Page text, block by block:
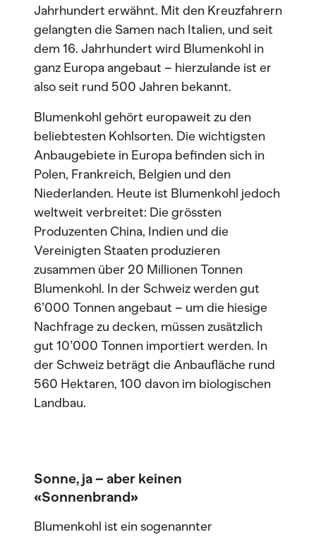
Jahrhundert erwähnt. Mit den Kreuzfahrern
gelangten die Samen nach Italien, und seit
dem 16. Jahrhundert wird Blumenkohl in
ganz Europa angebaut – hierzulande ist er
also seit rund 500 Jahren bekannt.
Blumenkohl gehört europaweit zu den
beliebtesten Kohlsorten. Die wichtigsten
Anbaugebiete in Europa befinden sich in
Polen, Frankreich, Belgien und den
Niederlanden. Heute ist Blumenkohl jedoch
weltweit verbreitet: Die grössten
Produzenten China, Indien und die
Vereinigten Staaten produzieren
zusammen über 20 Millionen Tonnen
Blumenkohl. In der Schweiz werden gut
6’000 Tonnen angebaut – um die hiesige
Nachfrage zu decken, müssen zusätzlich
gut 10’000 Tonnen importiert werden. In
der Schweiz beträgt die Anbaufläche rund
560 Hektaren, 100 davon im biologischen
Landbau.
Sonne, ja – aber keinen
«Sonnenbrand»
Blumenkohl ist ein sogenannter